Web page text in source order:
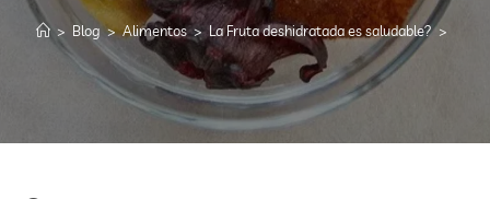
> Blog > Alimentos > La Fruta deshidratada es saludable? >